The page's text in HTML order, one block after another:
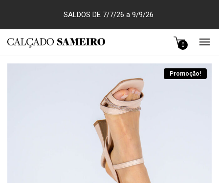
SALDOS DE 7/7/26 a 9/9/26
0
Promoção!